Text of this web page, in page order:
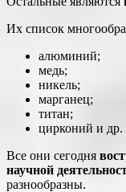
Их список
алюминий;
медь;
никель;
марганец;
титан;
цирконий и др.
Все они сегодня
научной
разнообразны.